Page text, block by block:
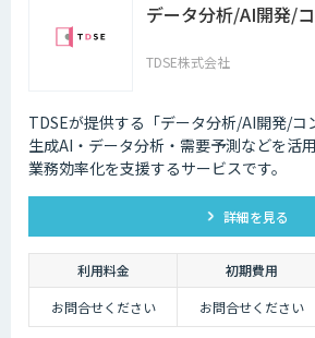
自然言語処理の工程は、４つの解析技術からなり
形態素解析
形態素解析、構文解析はコンピューターの得意
脈解析は曖昧な表現や文化による違いなどルー
GoogleやYahooの検索エンジンによる検索、自
SiriやGoogleEchoの音声認識などに自然言語処
す。
この課題を解決するためにAI・人工知能が活用
タを高速にコンピューターに学習できる「機械
とで、より人間に近いような精度に向上しまし
データ分析/AI開発/
TDSE株式会社
TDSEが提供する「データ分析/AI開発/コ
生成AI・データ分析・需要予測などを活
業務効率化を支援するサービスです。
詳細を見る
利用料金 初期費用
お問合せください
お問合せください